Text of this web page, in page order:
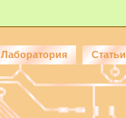
Лаборатория Статьи